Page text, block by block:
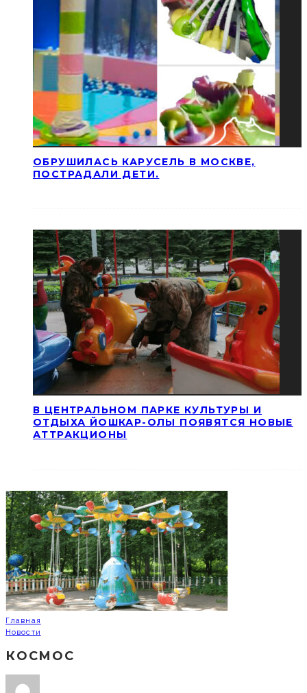
ОБРУШИЛАСЬ КАРУСЕЛЬ В МОСКВЕ,
ПОСТРАДАЛИ ДЕТИ.
В ЦЕНТРАЛЬНОМ ПАРКЕ КУЛЬТУРЫ И
ОТДЫХА ЙОШКАР-ОЛЫ ПОЯВЯТСЯ НОВЫЕ
АТТРАКЦИОНЫ
Главная
Новости
КОСМОС